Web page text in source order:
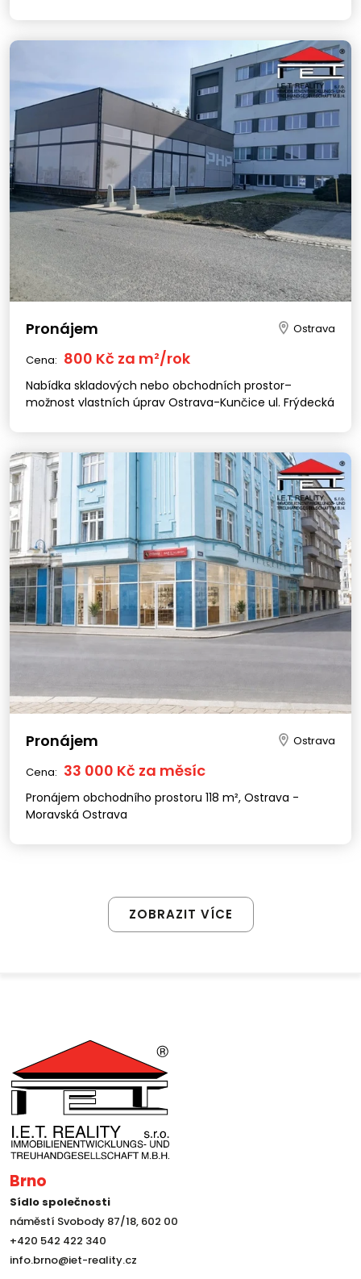
Pronájem Ostrava
Cena: 800 Kč za m²/rok
Nabídka skladových nebo obchodních prostor–
možnost vlastních úprav Ostrava-Kunčice ul. Frýdecká
Pronájem Ostrava
Cena: 33 000 Kč za měsíc
Pronájem obchodního prostoru 118 m², Ostrava -
Moravská Ostrava
ZOBRAZIT VÍCE
Brno
Sídlo společnosti
náměstí Svobody 87/18, 602 00
+420 542 422 340
info.brno@iet-reality.cz